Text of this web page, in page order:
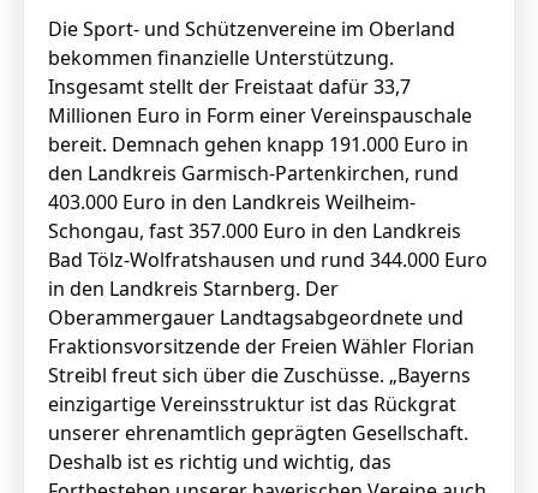
Die Sport- und Schützenvereine im Oberland
bekommen finanzielle Unterstützung.
Insgesamt stellt der Freistaat dafür 33,7
Millionen Euro in Form einer Vereinspauschale
bereit. Demnach gehen knapp 191.000 Euro in
den Landkreis Garmisch-Partenkirchen, rund
403.000 Euro in den Landkreis Weilheim-
Schongau, fast 357.000 Euro in den Landkreis
Bad Tölz-Wolfratshausen und rund 344.000 Euro
in den Landkreis Starnberg. Der
Oberammergauer Landtagsabgeordnete und
Fraktionsvorsitzende der Freien Wähler Florian
Streibl freut sich über die Zuschüsse. „Bayerns
einzigartige Vereinsstruktur ist das Rückgrat
unserer ehrenamtlich geprägten Gesellschaft.
Deshalb ist es richtig und wichtig, das